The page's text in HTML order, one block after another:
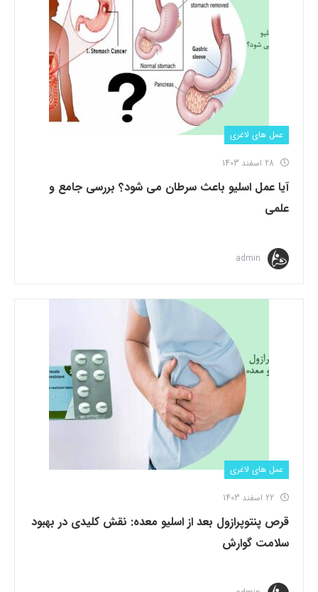
عمل های لاغری
آیا عمل اسلیو باعث سرطان می شود؟ بررسی جامع و
علمی
admin
عمل های لاغری
قرص پنتوپرازول بعد از اسلیو معده: نقش کلیدی در بهبود
سلامت گوارش